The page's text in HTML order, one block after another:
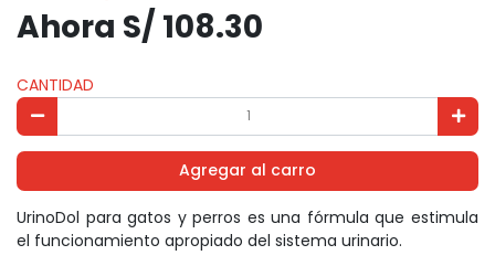
Ahora S/ 108.30
CANTIDAD
Agregar al carro
UrinoDol para gatos y perros es una fórmula que estimula
el funcionamiento apropiado del sistema urinario.